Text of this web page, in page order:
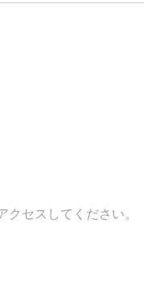
セスしてください。